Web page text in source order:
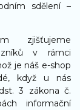
sdělení –
zjišťujeme
v rámci
je náš e-shop
když u nás
3 zákona č.
informační